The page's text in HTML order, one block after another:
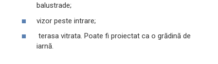
balustrade;
vizor peste intrare;
terasa vitrata. Poate fi proiectat ca o grădină de
iarnă.